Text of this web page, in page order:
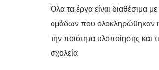
Όλα τα έργα είναι διαθέσιμα
ομάδων που ολοκληρώθηκαν
την ποιότητα υλοποίησης και
σχολεία.